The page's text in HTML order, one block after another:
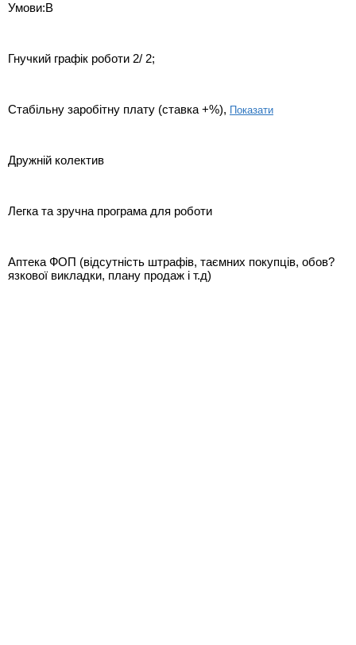
Умови:В
Гнучкий графік роботи 2/ 2;
Стабільну заробітну плату (ставка +%), Показати
Дружній колектив
Легка та зручна програма для роботи
Аптека ФОП (відсутність штрафів, таємних покупців, обов?
язкової викладки, плану продаж і т.д)